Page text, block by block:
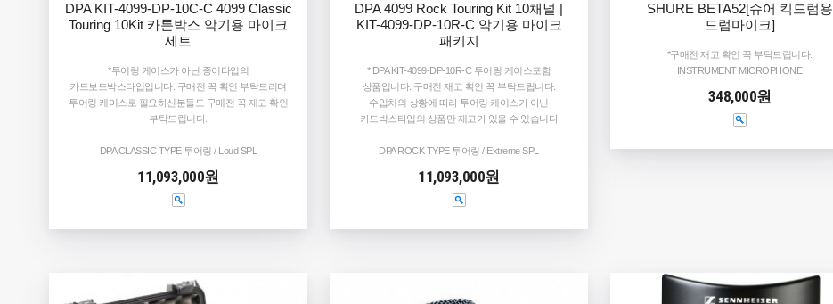
DPA KIT-4099-DP-10C-C 4099 Classic
Touring 10Kit 카툰박스 악기용 마이크
세트
*투어링 케이스가 아닌 종이타입의
카드보드박스타입입니다. 구매전 꼭 확인 부탁드리며
투어링 케이스로 필요하신분들도 구매전 꼭 재고 확인
부탁드립니다.
DPA CLASSIC TYPE 투어링 / Loud SPL
11,093,000원
DPA 4099 Rock Touring Kit 10채널 |
KIT-4099-DP-10R-C 악기용 마이크
패키지
* DPA KIT-4099-DP-10R-C 투어링 케이스포함
상품입니다. 구매전 재고 확인 꼭 부탁드립니다.
수입처의 상황에 따라 투어링 케이스가 아닌
카드박스타입의 상품만 재고가 있을 수 있습니다
DPA ROCK TYPE 투어링 / Extreme SPL
11,093,000원
SHURE BETA52[슈어 킥드럼용
드럼마이크]
*구매전 재고 확인 꼭 부탁드립니다.
INSTRUMENT MICROPHONE
348,000원